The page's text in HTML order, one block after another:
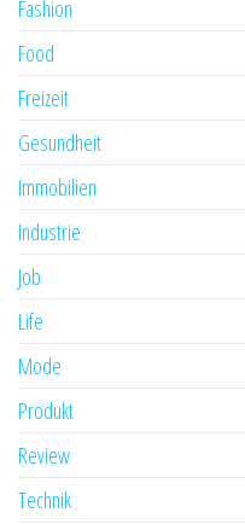
Fashion
Food
Freizeit
Gesundheit
Immobilien
Industrie
Job
Life
Mode
Produkt
Review
Technik